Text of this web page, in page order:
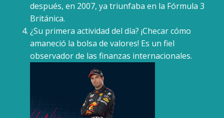
después, en 2007, ya triunfaba en la Fórmula 3
Británica.
¿Su primera actividad del día? ¡Checar cómo
amaneció la bolsa de valores! Es un fiel
observador de las finanzas internacionales.